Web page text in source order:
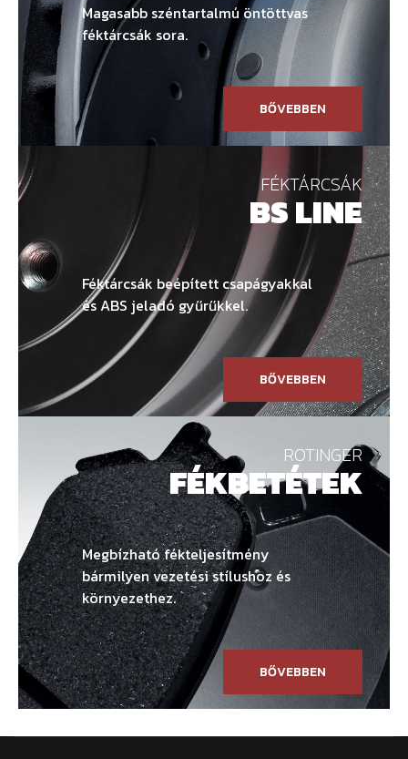
Magasabb széntartalmú öntöttvas
féktárcsák sora.
BŐVEBBEN
FÉKTÁRCSÁK
BS LINE
Féktárcsák beépített csapágyakkal
és ABS jeladó gyűrűkkel.
BŐVEBBEN
ROTINGER
FÉKBETÉTEK
Megbízható fékteljesítmény
bármilyen vezetési stílushoz és
környezethez.
BŐVEBBEN